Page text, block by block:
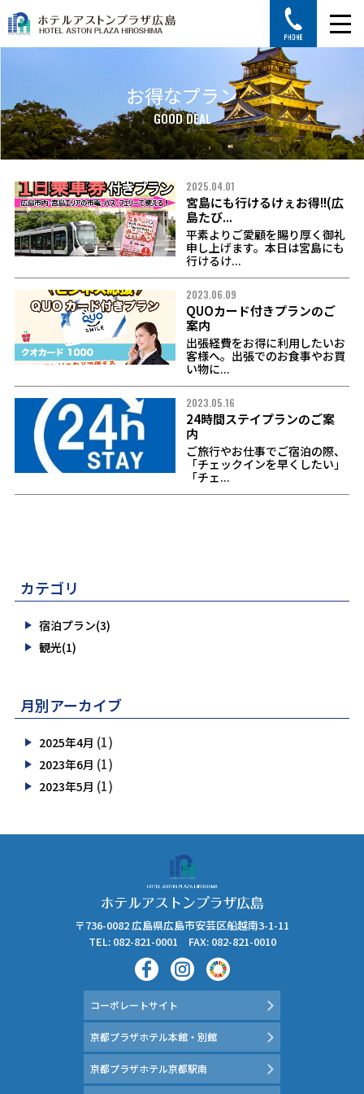
お得なプラン
GOOD DEAL
2025.04.01
宮島にも行けるけぇお得!!(広
島たび...
平素よりご愛顧を賜り厚く御礼
申し上げます。本日は宮島にも
行けるけ...
2023.06.09
QUOカード付きプランのご
案内
出張経費をお得に利用したいお
客様へ。出張でのお食事やお買
い物に...
2023.05.16
24時間ステイプランのご案
内
ご旅行やお仕事でご宿泊の際、
「チェックインを早くしたい」
「チェ...
カテゴリ
宿泊プラン(3)
観光(1)
月別アーカイブ
2025年4月 (1)
2023年6月 (1)
2023年5月 (1)
〒736-0082 広島県広島市安芸区船越南3-1-11
TEL: 082-821-0001 FAX: 082-821-0010
コーポレートサイト
京都プラザホテル本館・別館
京都プラザホテル京都駅南